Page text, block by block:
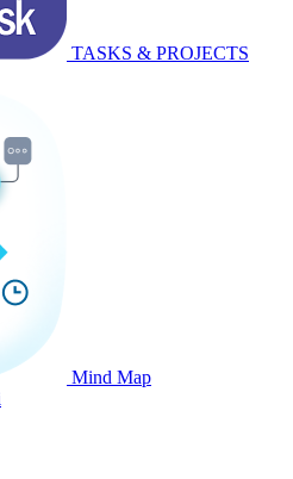
TASKS & PROJECTS
Mind Map